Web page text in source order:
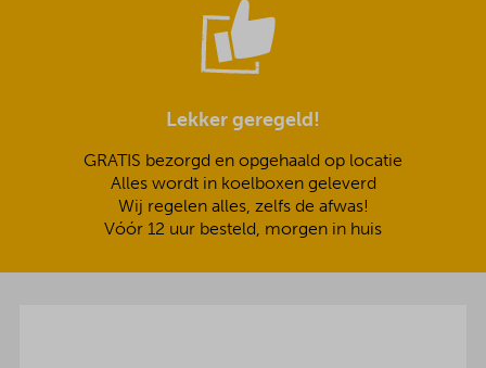
Lekker geregeld!
GRATIS bezorgd en opgehaald op locatie
Alles wordt in koelboxen geleverd
Wij regelen alles, zelfs de afwas!
Vóór 12 uur besteld, morgen in huis